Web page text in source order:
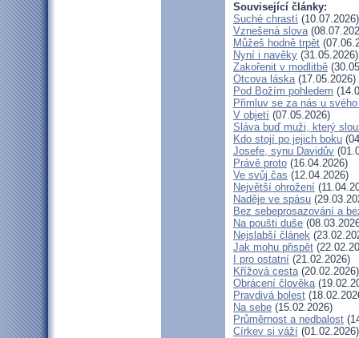
Související články:
Suché chrastí (10.07.2026)
Vznešená slova
Můžeš hodně trpět
Nyní i navěky (31.05.2026)
Zakořenit v modlitbě
Otcova láska(17.05.2026)
Pod Božím pohledem
Přimluv se za nás u
V objetí (07.05.2026)
Sláva buď muži, který
Kdo stojí po jejich boku
Josefe, synu Davidův
Právě proto (16.04.2026)
Ve svůj čas (12.04.2026)
Největší ohrožení
Naděje ve spásu
Bez sebeprosazování a
Na poušti duše
Nejslabší článek
Jak mohu přispět
I pro ostatní (21.02.2026)
Křížová cesta(20.02.2026)
Obrácení člověka
Pravdivá bolest
Na sebe (15.02.2026)
Průměrnost a nedbalost
Církev si váží (01.02.2026)